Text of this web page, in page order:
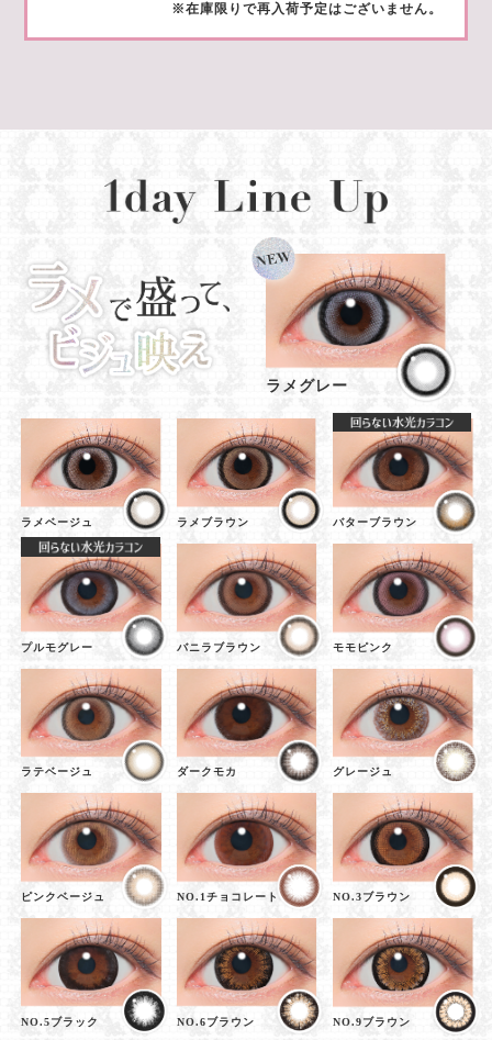
※在庫限りで再入荷予定はございません。
ラメグレー
ラメベージュ ラメブラウン バターブラウン
プルモグレー バニラブラウン モモピンク
ラテベージュ ダークモカ グレージュ
ピンクベージュ NO.1チョコレート NO.3ブラウン
NO.5ブラック NO.6ブラウン NO.9ブラウン